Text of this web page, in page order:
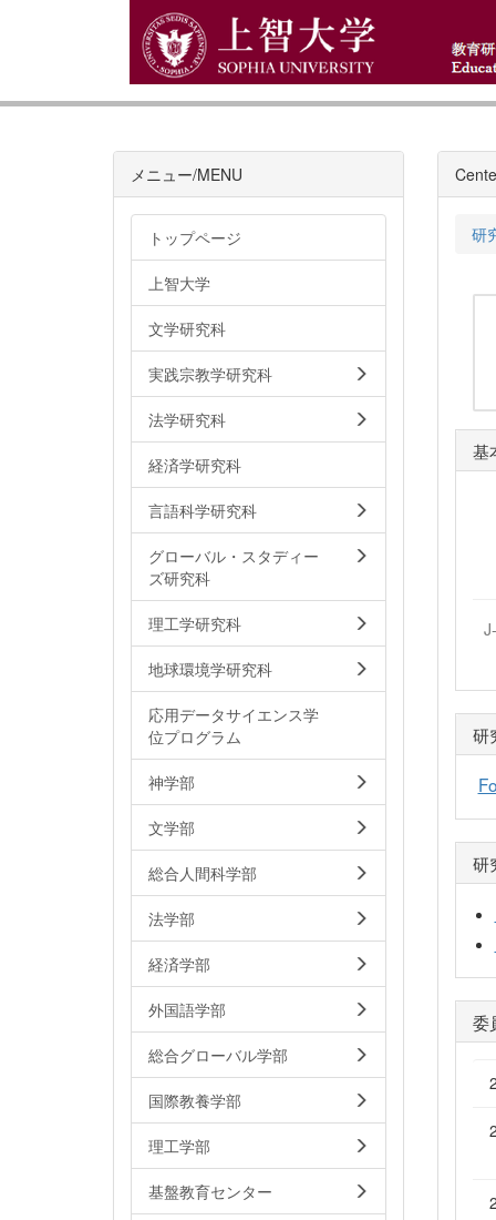
研
基
研
研
委
メニュー/MENU
トップページ
上智大学
文学研究科
実践宗教学研究科
法学研究科
経済学研究科
言語科学研究科
グローバル・スタディー
ズ研究科
理工学研究科
地球環境学研究科
応用データサイエンス学
位プログラム
神学部
文学部
総合人間科学部
法学部
経済学部
外国語学部
総合グローバル学部
国際教養学部
理工学部
基盤教育センター